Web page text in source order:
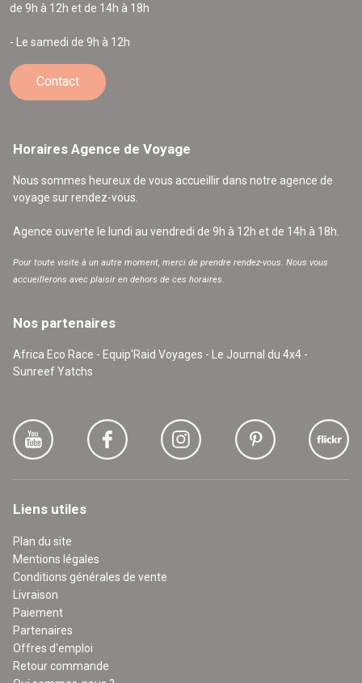
de 9h à 12h et de 14h à 18h
- Le samedi de 9h à 12h
Contact
Horaires Agence de Voyage
Nous sommes heureux de vous accueillir dans notre agence de
voyage sur rendez-vous.
Agence ouverte le lundi au vendredi de 9h à 12h et de 14h à 18h.
Pour toute visite à un autre moment, merci de prendre rendez-vous. Nous vous
accueillerons avec plaisir en dehors de ces horaires.
Nos partenaires
Africa Eco Race - Equip'Raid Voyages - Le Journal du 4x4 -
Sunreef Yatchs
Liens utiles
Plan du site
Mentions légales
Conditions générales de vente
Livraison
Paiement
Partenaires
Offres d'emploi
Retour commande